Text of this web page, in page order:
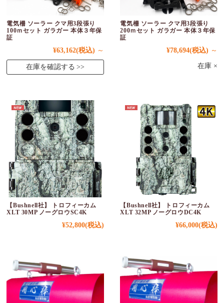
電気柵 ソーラー クマ用3段張り
100ｍセット ガラガー 本体３年保
証
¥63,162(税込) ～
在庫を確認する
電気柵 ソーラー クマ用3段張り
200ｍセット ガラガー 本体３年保
証
¥78,694(税込) ～
在庫 ×
【Bushnell社】 トロフィーカム
XLT 30MP ノーグロウSC4K
¥52,800(税込)
【Bushnell社】 トロフィーカム
XLT 32MP ノーグロウDC4K
¥66,000(税込)